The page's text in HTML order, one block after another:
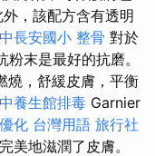
外，該配方含有透明
長安國小 整骨 對於
末是最好的抗磨。
燒，舒緩皮膚，平衡
養生館排毒 Garnier
優化 台灣用語 旅行社
美地滋潤了皮膚。